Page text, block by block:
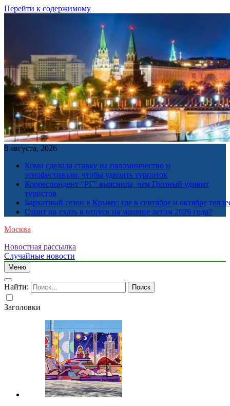
Перейти к содержимому
8 августа, 2026
Коми сделала ставку на паломничество и
этнофестивали, чтобы удвоить турпоток
Корреспондент “РГ” выяснила, чем Грозный удивит
туристов
Бархатный сезон в Крыму: где в сентябре и октябре
Стоит ли ехать в отпуск на машине летом 2026 года?
Москва
Новостная рассылка
Случайные новости
Меню
Найти:
Заголовки